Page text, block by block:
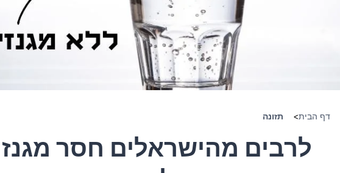
דף הבית> תזונה
לרבים מהישראלים חסר